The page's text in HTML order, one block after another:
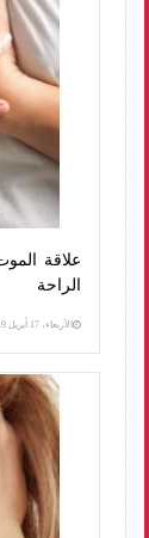
علاقة
الراحة
الأربعاء، 17 أبريل 2019 04:00 م